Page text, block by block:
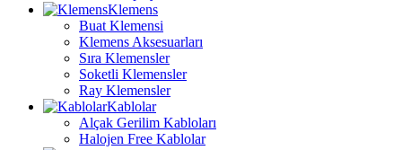
Klemens
Buat Klemensi
Klemens Aksesuarları
Sıra Klemensler
Soketli Klemensler
Ray Klemensler
Kablolar
Alçak Gerilim Kabloları
Halojen Free Kablolar